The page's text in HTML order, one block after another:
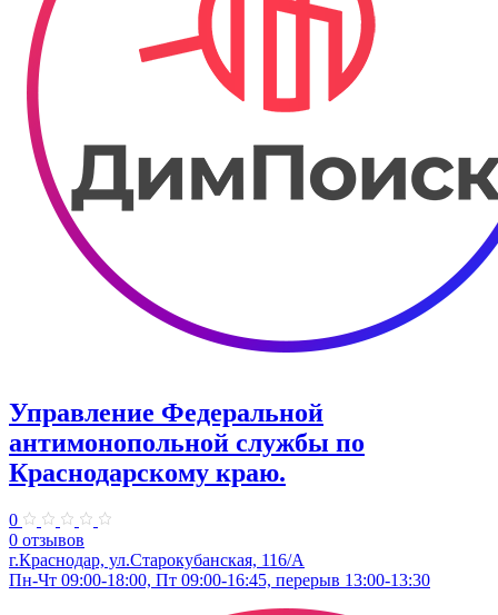
Управление Федеральной
антимонопольной службы по
Краснодарскому краю.
0
0 отзывов
г.Краснодар, ул.​Старокубанская, 116/А
Пн-Чт 09:00-18:00, Пт 09:00-16:45, перерыв 13:00-13:30